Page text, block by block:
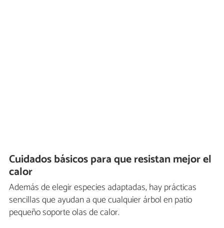
Cuidados básicos para que resistan mejor el
calor
Además de elegir especies adaptadas, hay prácticas
sencillas que ayudan a que cualquier árbol en patio
pequeño soporte olas de calor.